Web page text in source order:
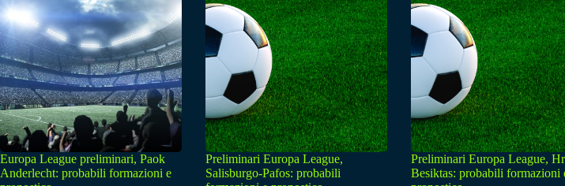
Europa League preliminari, Paok
Anderlecht: probabili formazioni e
Preliminari Europa League,
Salisburgo-Pafos: probabili
Preliminari Europa League,
Besiktas: probabili formazioni